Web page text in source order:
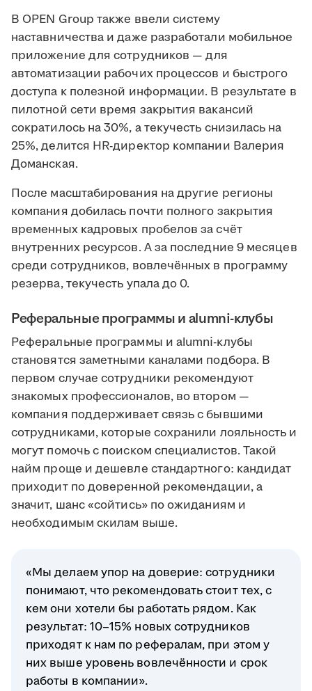
В OPEN Group также ввели систему
наставничества и даже разработали мобильное
приложение для сотрудников — для
автоматизации рабочих процессов и быстрого
доступа к полезной информации. В результате в
пилотной сети время закрытия вакансий
сократилось на 30%, а текучесть снизилась на
25%, делится HR-директор компании Валерия
Доманская.
После масштабирования на другие регионы
компания добилась почти полного закрытия
временных кадровых пробелов за счёт
внутренних ресурсов. А за последние 9 месяцев
среди сотрудников, вовлечённых в программу
резерва, текучесть упала до 0.
Реферальные программы и alumni-клубы
Реферальные программы и alumni-клубы
становятся заметными каналами подбора. В
первом случае сотрудники рекомендуют
знакомых профессионалов, во втором —
компания поддерживает связь с бывшими
сотрудниками, которые сохранили лояльность и
могут помочь с поиском специалистов. Такой
найм проще и дешевле стандартного: кандидат
приходит по доверенной рекомендации, а
значит, шанс «сойтись» по ожиданиям и
необходимым скилам выше.
«Мы делаем упор на доверие: сотрудники
понимают, что рекомендовать стоит тех, с
кем они хотели бы работать рядом. Как
результат: 10–15% новых сотрудников
приходят к нам по рефералам, при этом у
них выше уровень вовлечённости и срок
работы в компании».